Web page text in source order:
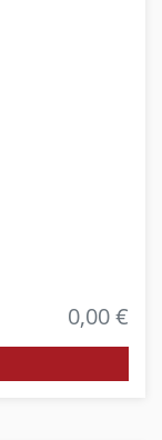
0,00 €